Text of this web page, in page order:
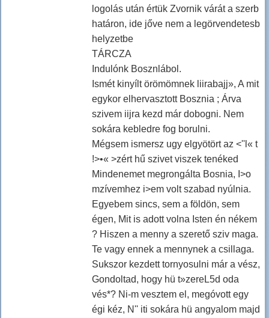
logolás után értük Zvornik várát a szerb
határon, ide jőve nem a legörvendetesb
helyzetbe
TÁRCZA
Indulónk Bosznlábol.
Ismét kinyílt örömömnek liirabajj», A mit
egykor elhervasztott Bosznia ; Árva
szivem iijra kezd már dobogni. Nem
sokára kebledre fog borulni.
Mégsem ismersz ugy elgyötört az <''l« t
!>•« >zért hű szivet viszek tenéked
Mindenemet megrongálta Bosnia, I>o
mzívemhez i>em volt szabad nyúlnia.
Egyebem sincs, sem a földön, sem
égen, Mit is adott volna Isten én nékem
? Hiszen a menny a szerető sziv maga.
Te vagy ennek a mennynek a csillaga.
Sukszor kezdett tornyosulni már a vész,
Gondoltad, hogy hü t»zereL5d oda
vés*? Ni-m vesztem el, megóvott egy
égi kéz, N'' iti sokára hü angyalom majd